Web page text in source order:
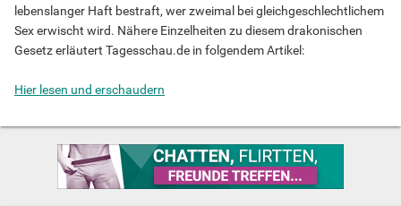
lebenslanger Haft bestraft, wer zweimal bei gleichgeschlechtlichem
Sex erwischt wird. Nähere Einzelheiten zu diesem drakonischen
Gesetz erläutert Tagesschau.de in folgendem Artikel:
Hier lesen und erschaudern